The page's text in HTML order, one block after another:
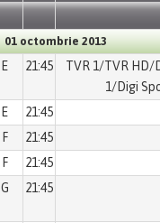
01 octombrie 2013
E 21:45
TVR 1/TVR HD/
1/Digi
E
21:45
F
21:45
F
21:45
G
21:45